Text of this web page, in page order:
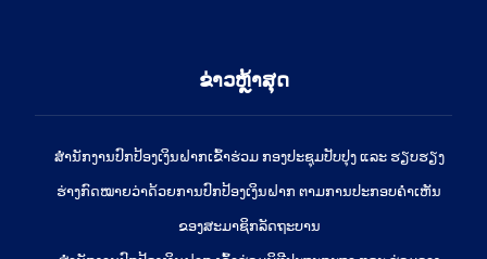
ຂ່າວຫຼ້າສຸດ
ສໍານັກງານປົກປ້ອງເງິນຝາກເຂົ້າຮ່ວມ ກອງປະຊຸມປັບປຸງ ແລະ ຮຽບຮຽງ
ຮ່າງກົດໝາຍວ່າດ້ວຍການປົກປ້ອງເງິນຝາກ ຕາມການປະກອບຄຳເຫັນ
ຂອງສະມາຊິກລັດຖະບານ